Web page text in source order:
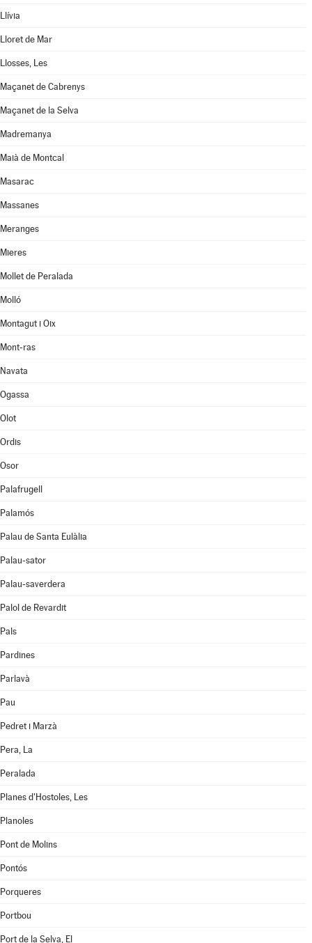
Llívia
Lloret de Mar
Llosses, Les
Maçanet de Cabrenys
Maçanet de la Selva
Madremanya
Maià de Montcal
Masarac
Massanes
Meranges
Mieres
Mollet de Peralada
Molló
Montagut i Oix
Mont-ras
Navata
Ogassa
Olot
Ordis
Osor
Palafrugell
Palamós
Palau de Santa Eulàlia
Palau-sator
Palau-saverdera
Palol de Revardit
Pals
Pardines
Parlavà
Pau
Pedret i Marzà
Pera, La
Peralada
Planes d'Hostoles, Les
Planoles
Pont de Molins
Pontós
Porqueres
Portbou
Port de la Selva, El